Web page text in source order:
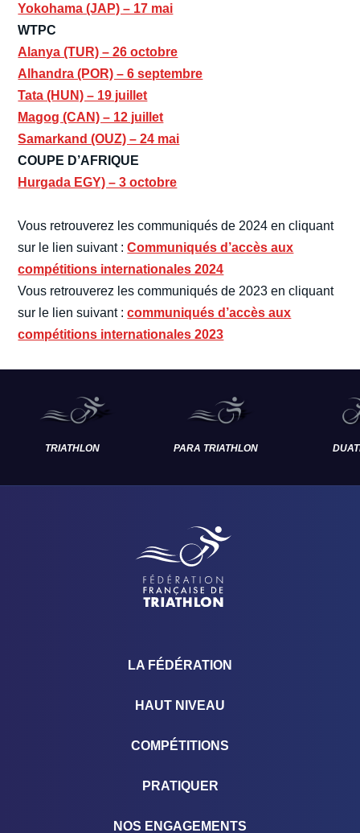
Yokohama (JAP) – 17 mai
WTPC
Alanya (TUR) – 26 octobre
Alhandra (POR) – 6 septembre
Tata (HUN) – 19 juillet
Magog (CAN) – 12 juillet
Samarkand (OUZ) – 24 mai
COUPE D’AFRIQUE
Hurgada EGY) – 3 octobre
Vous retrouverez les communiqués de 2024 en cliquant
sur le lien suivant :Communiqués d’accès aux
compétitions internationales 2024
Vous retrouverez les communiqués de 2023 en cliquant
sur le lien suivant :communiqués d’accès aux
compétitions internationales 2023
TRIATHLON PARA TRIATHLON
LA FÉDÉRATION
HAUT NIVEAU
COMPÉTITIONS
PRATIQUER
NOS ENGAGEMENTS